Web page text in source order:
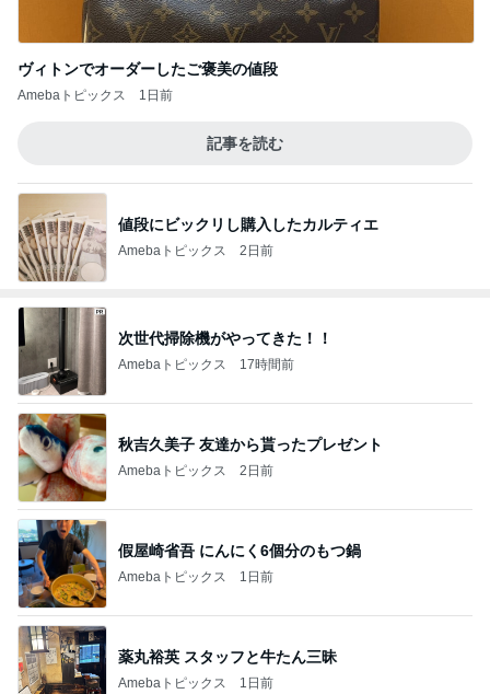
ヴィトンでオーダーしたご褒美の値段
Amebaトピックス 1日前
記事を読む
値段にビックリし購入したカルティエ
Amebaトピックス 2日前
次世代掃除機がやってきた！！
Amebaトピックス 17時間前
秋吉久美子 友達から貰ったプレゼント
Amebaトピックス 2日前
假屋崎省吾 にんにく6個分のもつ鍋
Amebaトピックス 1日前
薬丸裕英 スタッフと牛たん三昧
Amebaトピックス 1日前